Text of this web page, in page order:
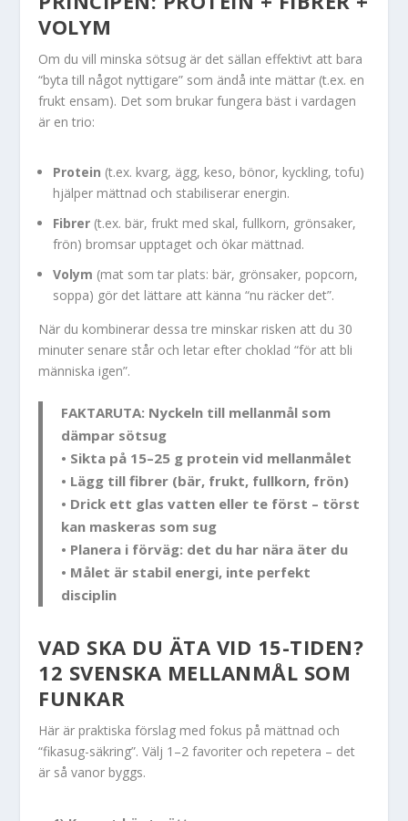
VOLYM
Om du vill minska sötsug är det sällan effektivt att bara
“byta till något nyttigare” som ändå inte mättar (t.ex. en
frukt ensam). Det som brukar fungera bäst i vardagen
är en trio:
Protein (t.ex. kvarg, ägg, keso, bönor, kyckling, tofu)
hjälper mättnad och stabiliserar energin.
Fibrer (t.ex. bär, frukt med skal, fullkorn, grönsaker,
frön) bromsar upptaget och ökar mättnad.
Volym (mat som tar plats: bär, grönsaker, popcorn,
soppa) gör det lättare att känna “nu räcker det”.
När du kombinerar dessa tre minskar risken att du 30
minuter senare står och letar efter choklad “för att bli
människa igen”.
FAKTARUTA: Nyckeln till mellanmål som
dämpar sötsug
• Sikta på 15–25 g protein vid mellanmålet
• Lägg tillfibrer (bär, frukt, fullkorn, frön)
• Drick ett glas vatten eller te först – törst
kan maskeras som sug
• Planera i förväg: det du har nära äter du
• Målet är stabil energi, inte perfekt
disciplin
VAD SKA DU ÄTA VID 15-TIDEN?
12 SVENSKA MELLANMÅL SOM
FUNKAR
Här är praktiska förslag med fokus på mättnad och
“fikasug-säkring”. Välj 1–2 favoriter och repetera – det
är så vanor byggs.